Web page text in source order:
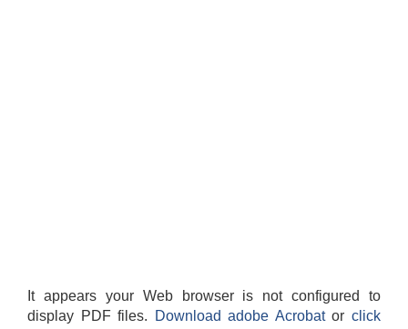
It appears your Web browser is not configured to
display PDF files.
Download adobe Acrobatorclick